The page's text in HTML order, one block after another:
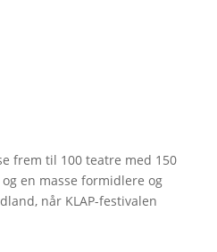
frem til 100 teatre med 150
en masse formidlere og
når KLAP-festivalen